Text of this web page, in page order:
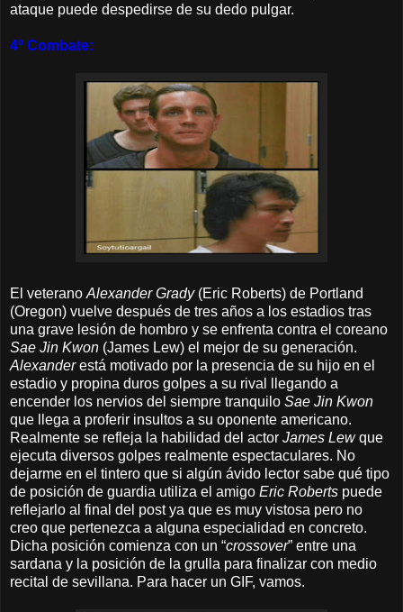
ataque puede despedirse de su dedo pulgar.
4º Combate:
El veteranoAlexander Grady(Eric Roberts) de Portland
(Oregon) vuelve después de tres años a los estadios tras
una grave lesión de hombro y se enfrenta contra el coreano
Sae Jin Kwon (James Lew) el mejor de su generación.
Alexanderestá motivado por la presencia de su hijo en el
estadio y propina duros golpes a su rival llegando a
encender los nervios del siempre tranquilo Sae Jin Kwon
que llega a proferir insultos a su oponente americano.
Realmente se refleja la habilidad del actor James Lewque
ejecuta diversos golpes realmente espectaculares. No
dejarme en el tintero que si algún ávido lector sabe qué tipo
de posición de guardia utiliza el amigo Eric Roberts puede
reflejarlo al final del post ya que es muy vistosa pero no
creo que pertenezca a alguna especialidad en concreto.
Dicha posición comienza con un “crossover” entre una
sardana y la posición de la grulla para finalizar con medio
recital de sevillana. Para hacer un GIF, vamos.